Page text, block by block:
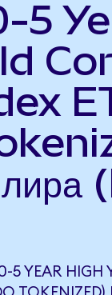
5
лира
5 YEAR HIGH